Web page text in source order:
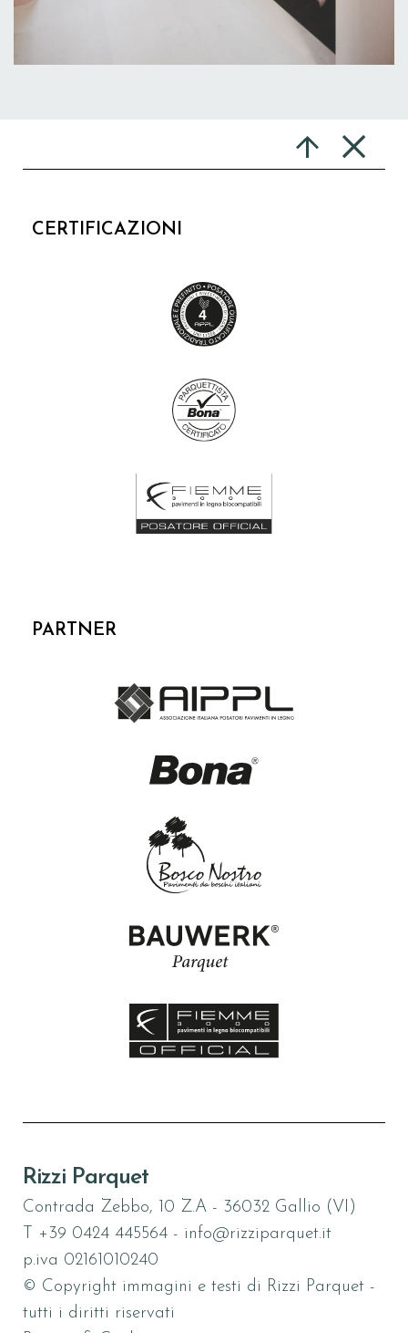
CERTIFICAZIONI
PARTNER
Rizzi Parquet
Contrada Zebbo, 10 Z.A - 36032 Gallio (VI)
T
+39 0424 445564 - info@rizziparquet.it
p.iva 02161010240
© Copyright immagini e testi di Rizzi Parquet -
tutti i diritti riservati